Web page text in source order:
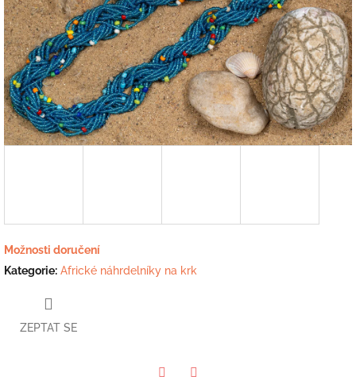
Možnosti doručení
Kategorie: Africké náhrdelníky na krk
ZEPTAT SE